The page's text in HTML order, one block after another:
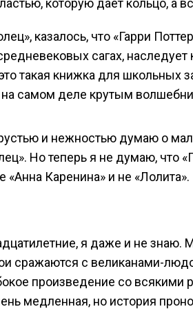
которую дает кольцо, а
казалось, что «Гарри
сагах,
такая книжка для школьных
на самом деле крутым
и нежностью думаю о
Но теперь я не думаю, что
«Анна Каренина» и не
я даже и не знаю.
сражаются с великанами-
произведение со
медленная, но история